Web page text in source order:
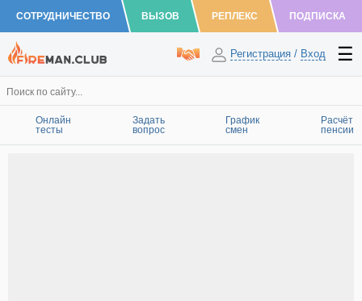
СОТРУДНИЧЕСТВО ВЫЗОВ РЕПЛЕКС ПОДПИСКА
Регистрация / Вход
Онлайн
тесты
Задать
вопрос
График
смен
Расчёт
пенсии